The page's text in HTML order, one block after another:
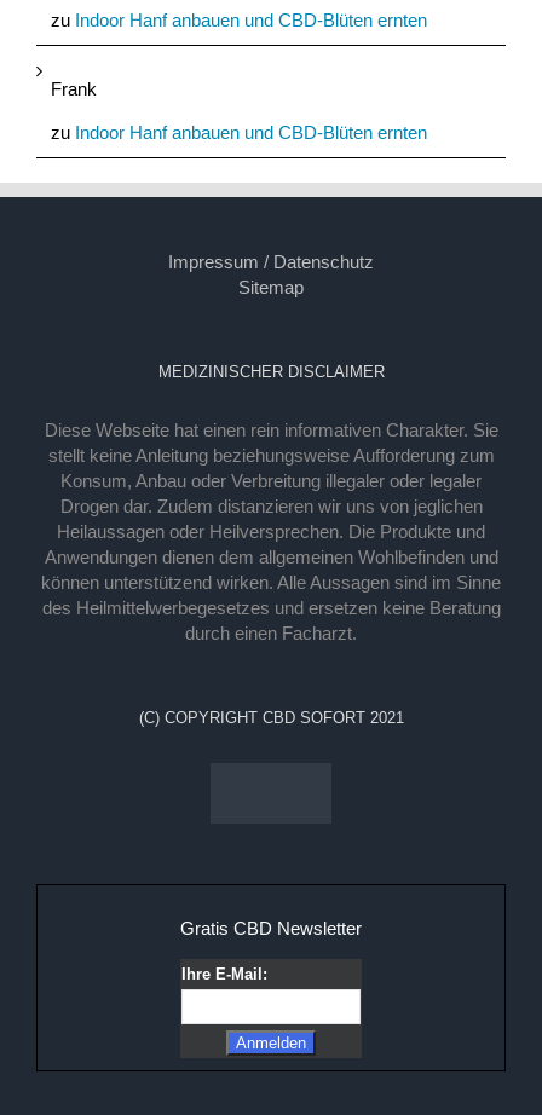
zu Indoor Hanf anbauen und CBD-Blüten ernten
Frank
zu Indoor Hanf anbauen und CBD-Blüten ernten
Impressum / Datenschutz
Sitemap
MEDIZINISCHER DISCLAIMER
Diese Webseite hat einen rein informativen Charakter. Sie
stellt keine Anleitung beziehungsweise Aufforderung zum
Konsum, Anbau oder Verbreitung illegaler oder legaler
Drogen dar. Zudem distanzieren wir uns von jeglichen
Heilaussagen oder Heilversprechen. Die Produkte und
Anwendungen dienen dem allgemeinen Wohlbefinden und
können unterstützend wirken. Alle Aussagen sind im Sinne
des Heilmittelwerbegesetzes und ersetzen keine Beratung
durch einen Facharzt.
(C) COPYRIGHT CBD SOFORT 2021
Gratis CBD Newsletter
Ihre E-Mail: